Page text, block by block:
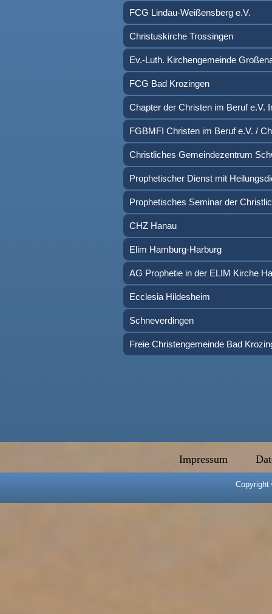
Impressum
Freie Christengemeinde Bad
Schneverdingen
Ecclesia Hildesheim
AG Prophetie in der ELIM Kirche
Elim Hamburg-Harburg
CHZ Hanau
Prophetisches Seminar der
Prophetischer Dienst mit
Christliches Gemeindezentrum
FGBMFI Christen im Beruf e.V. /
Chapter der Christen im Beruf e.V.
FCG Bad Krozingen
Ev.-Luth. Kirchengemeinde
Christuskirche Trossingen
FCG Lindau-Weißensberg e.V.